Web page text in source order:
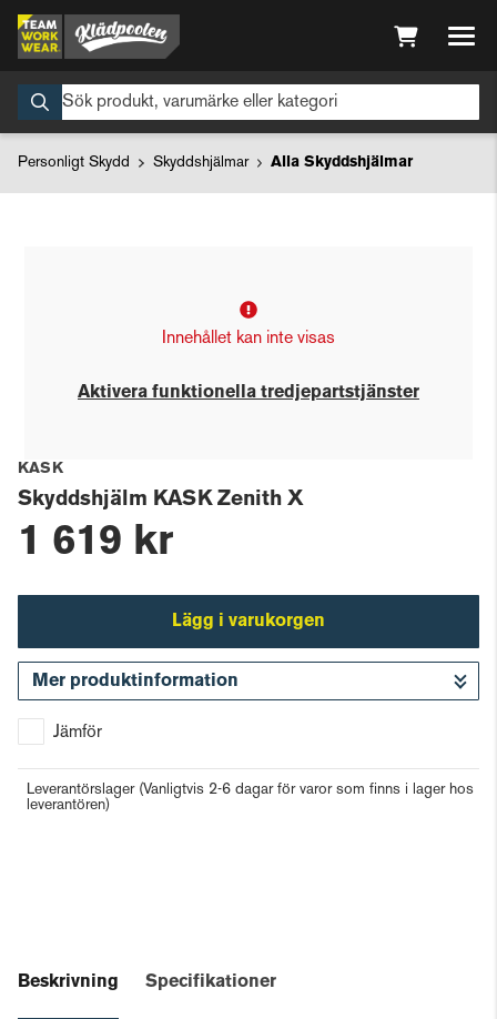
Personligt Skydd Skyddshjälmar Alla Skyddshjälmar
Innehållet kan inte visas
Aktivera funktionella tredjepartstjänster
KASK
Skyddshjälm KASK Zenith X
1 619 kr
Lägg i varukorgen
Mer produktinformation
Jämför
Leverantörslager (Vanligtvis 2-6 dagar för varor som finns i lager hos
leverantören)
Beskrivning Specifikationer